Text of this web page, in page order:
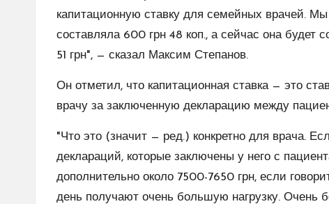
капитационную ставку для семейных врачей.
составляла 600 грн 48 коп., а сейчас она будет
51 грн", — сказал Максим Степанов.
Он отметил, что капитационная ставка — это
врачу за заключенную декларацию между
"Что это (значит — ред.) конкретно для врача.
деклараций, которые заключены у него с
дополнительно около 7500-7650 грн, если
день получают очень большую нагрузку. Очень